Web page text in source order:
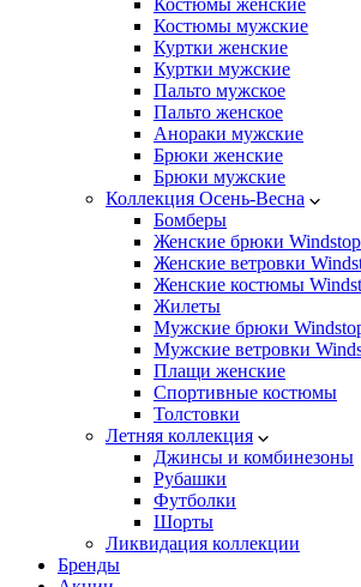
Костюмы женские
Костюмы мужские
Куртки женские
Куртки мужские
Пальто мужское
Пальто женское
Анораки мужские
Брюки женские
Брюки мужские
Коллекция Осень-Весна
Бомберы
Женские брюки
Женские ветровки
Женские костюмы
Жилеты
Мужские брюки
Мужские ветровки
Плащи женские
Спортивные костюмы
Толстовки
Летняя коллекция
Джинсы и комбинезоны
Рубашки
Футболки
Шорты
Ликвидация коллекции
Бренды